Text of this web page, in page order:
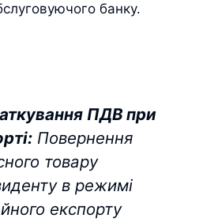
банку.
ПДВ при
Повернення
товару
в режимі
експорту